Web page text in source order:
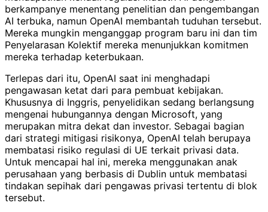
berkampanye menentang penelitian dan pengembangan
AI terbuka, namun OpenAI membantah tuduhan tersebut.
Mereka mungkin menganggap program baru ini dan tim
Penyelarasan Kolektif mereka menunjukkan komitmen
mereka terhadap keterbukaan.
Terlepas dari itu, OpenAI saat ini menghadapi
pengawasan ketat dari para pembuat kebijakan.
Khususnya di Inggris, penyelidikan sedang berlangsung
mengenai hubungannya dengan Microsoft, yang
merupakan mitra dekat dan investor. Sebagai bagian
dari strategi mitigasi risikonya, OpenAI telah berupaya
membatasi risiko regulasi di UE terkait privasi data.
Untuk mencapai hal ini, mereka menggunakan anak
perusahaan yang berbasis di Dublin untuk membatasi
tindakan sepihak dari pengawas privasi tertentu di blok
tersebut.